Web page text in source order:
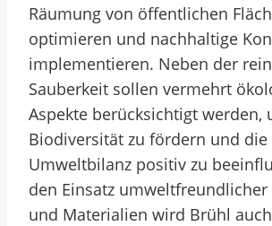
Räumung von öffentlichen
optimieren und nachhaltige
implementieren. Neben der
Sauberkeit sollen vermehrt
Aspekte berücksichtigt werden,
Biodiversität zu fördern und die
Umweltbilanz positiv zu
den Einsatz
und Materialien wird Brühl